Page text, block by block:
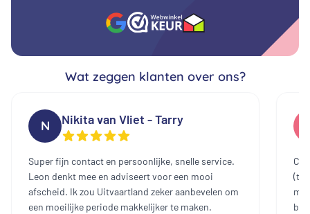
Wat zeggen klanten over ons?
N Nikita van Vliet - Tarry
Super fijn contact en persoonlijke, snelle service.
Leon denkt mee en adviseert voor een mooi
afscheid. Ik zou Uitvaartland zeker aanbevelen om
een moeilijke periode makkelijker te maken.